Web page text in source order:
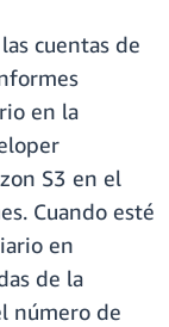
cuentas de
en la
S3 en el
Cuando esté
en
de la
número de